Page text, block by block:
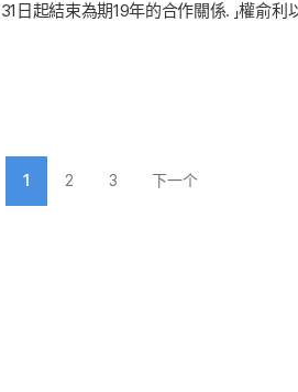
起結束為期19年的合作關係. 」權俞利
SM娛樂. 誠摯感謝一直以來給予權俞
1 2 3 下一个